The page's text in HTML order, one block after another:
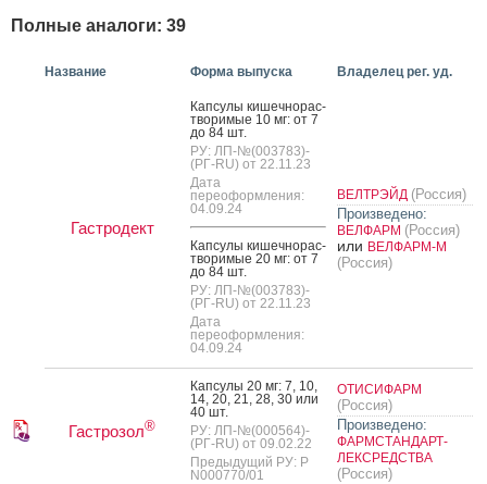
Полные аналоги: 39
Название Форма выпуска Владелец рег. уд.
Гастродект
Кап­су­лы ки­шеч­но­рас­
тво­римые 10 мг: от 7
до 84 шт.
РУ: ЛП-№(003783)-
(РГ-RU) от 22.11.23
Дата
переоформления:
04.09.24
Кап­су­лы ки­шеч­но­рас­
тво­римые 20 мг: от 7
до 84 шт.
РУ: ЛП-№(003783)-
(РГ-RU) от 22.11.23
Дата
переоформления:
04.09.24
ВЕЛТРЭЙД (Россия)
Произведено:
ВЕЛФАРМ (Россия)
или ВЕЛФАРМ-М
(Россия)
Гастрозол®
Кап­су­лы 20 мг: 7, 10,
14, 20, 21, 28, 30 или
40 шт.
РУ: ЛП-№(000564)-
(РГ-RU) от 09.02.22
Предыдущий РУ: Р
N000770/01
ОТИСИФАРМ
(Россия)
Произведено:
ФАРМСТАНДАРТ-
ЛЕКСРЕДСТВА
(Россия)